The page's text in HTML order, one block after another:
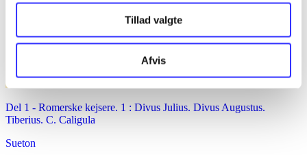
Tillad valgte
Afvis
Del 1 - Romerske kejsere. 1 : Divus Julius. Divus Augustus.
Tiberius. C. Caligula
Sueton